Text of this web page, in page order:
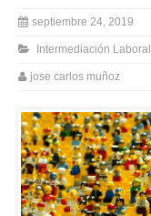
septiembre 24, 2019
Intermediación Laboral
jose carlos muñoz